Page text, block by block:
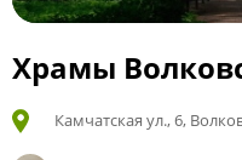
Храмы
Камчатская ул., 6,